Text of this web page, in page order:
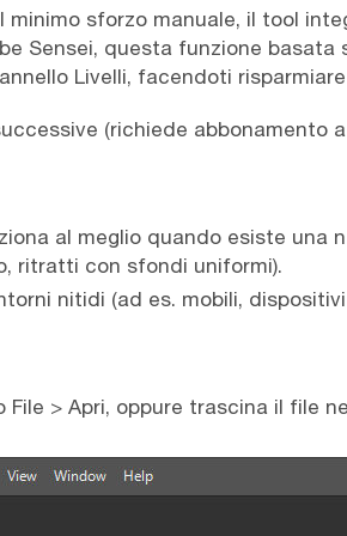
sforzo manuale, il tool
Sensei, questa funzione basata
Livelli, facendoti
(richiede abbonamento
al meglio quando esiste una
ritratti con sfondi uniformi).
nitidi (ad es. mobili,
> Apri, oppure trascina il file